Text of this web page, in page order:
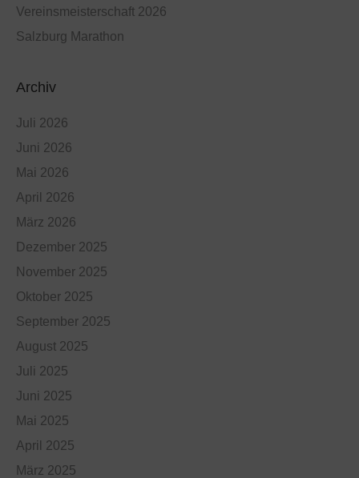
Vereinsmeisterschaft 2026
Salzburg Marathon
Archiv
Juli 2026
Juni 2026
Mai 2026
April 2026
März 2026
Dezember 2025
November 2025
Oktober 2025
September 2025
August 2025
Juli 2025
Juni 2025
Mai 2025
April 2025
März 2025